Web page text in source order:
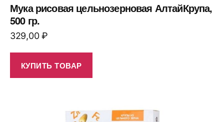
Мука рисовая цельнозерновая АлтайКрупа,
500 гр.
329,00₽
КУПИТЬ ТОВАР